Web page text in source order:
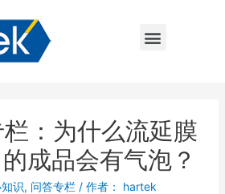
：为什么流延膜
成品会有气泡？
识, 问答专栏/ 作者： hartek